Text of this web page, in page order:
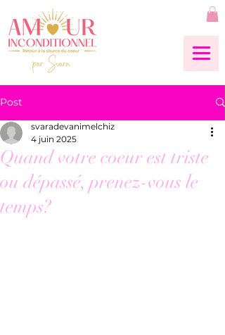
Post
Quand votre coeur est triste
ou dépassé, prenez-vous le
temps?
svaradevanimelchiz
4 juin 2025